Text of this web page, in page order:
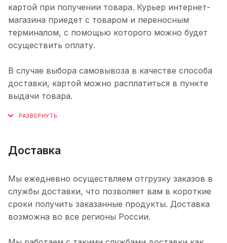
картой при получении товара. Курьер интернет-
магазина приедет с товаром и переносным
терминалом, с помощью которого можно будет
осуществить оплату.
В случае выбора самовывоза в качестве способа
доставки, картой можно расплатиться в пункте
выдачи товара.
Доставка
Мы ежедневно осуществляем отгрузку заказов в
службы доставки, что позволяет вам в короткие
сроки получить заказанные продукты. Доставка
возможна во все регионы России.